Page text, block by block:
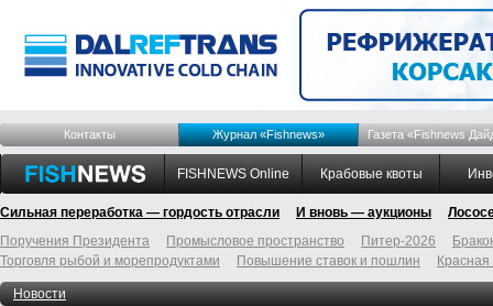
Контакты Журнал «Fishnews» Газета «Fishnews
FISHNEWS Online Крабовые квоты
Сильная переработка — гордость отрасли И вновь — аукционы
Поручения Президента
Промысловое пространство Питер-2026
Торговля рыбой и морепродуктами
Повышение ставок и пошлин
Новости